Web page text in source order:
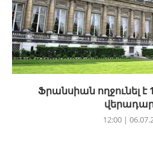
Ֆրանսիան ողջունել է
12:00 |